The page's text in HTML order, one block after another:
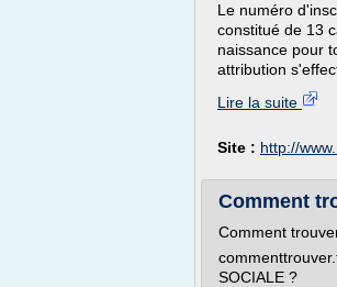
Le numéro
constitué de 13
naissance pour
attribution
Lire la suite
Site : http://
Comment
Comment
SOCIALE ?